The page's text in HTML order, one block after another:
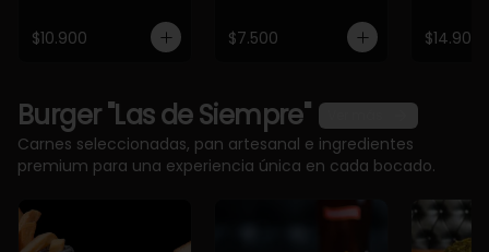
$10.900 $7.500 $14.900
Burger "Las de Siempre"
Carnes seleccionadas, pan artesanal e ingredientes
premium para una experiencia única en cada bocado.